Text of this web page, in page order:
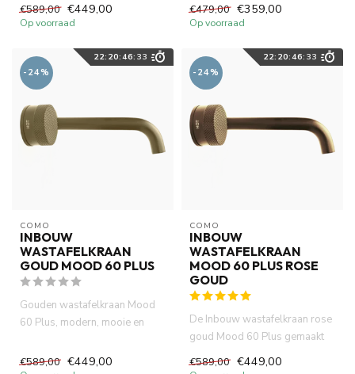
...
€589,00 €449,00
Op voorraad
messing. ...
€479,00 €359,00
Op voorraad
22: 20:46: 32
-24%
COMO
INBOUW
WASTAFELKRAAN
GOUD MOOD 60 PLUS
Gouden wastafelkraan Mood
60 Plus, modern, mooie en
kraan...
€589,00 €449,00
22: 20:46: 32
-24%
COMO
INBOUW
WASTAFELKRAAN
MOOD 60 PLUS ROSE
GOUD
De Inbouw wastafelkraan rose
goud Mood 60 Plus gemaakt
€589,00 €449,00